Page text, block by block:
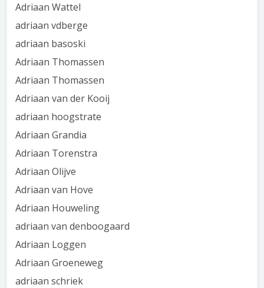
Adriaan Wattel
adriaan vdberge
adriaan basoski
Adriaan Thomassen
Adriaan Thomassen
Adriaan van der Kooij
adriaan hoogstrate
Adriaan Grandia
Adriaan Torenstra
Adriaan Olijve
Adriaan van Hove
Adriaan Houweling
adriaan van denboogaard
Adriaan Loggen
Adriaan Groeneweg
adriaan schriek